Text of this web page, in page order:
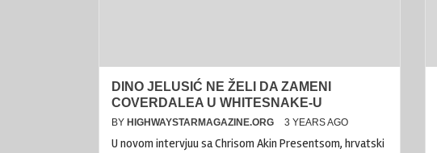
DINO JELUSIĆ NE ŽELI DA ZAMENI
COVERDALEA U WHITESNAKE-U
BY HIGHWAYSTARMAGAZINE.ORG 3 YEARS AGO
U novom intervjuu sa Chrisom Akin Presentsom, hrvatski